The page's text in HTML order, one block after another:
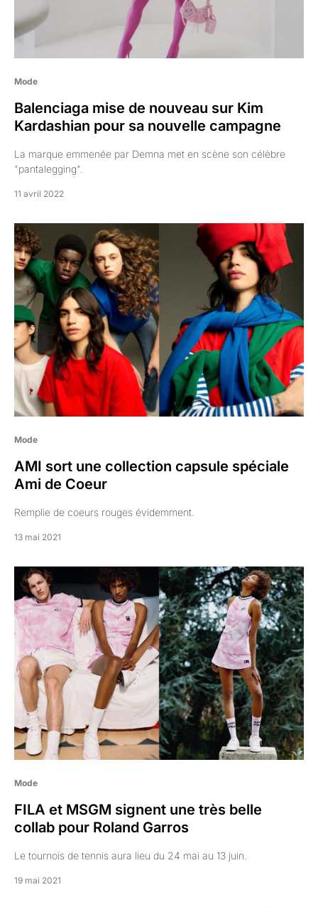
Mode
Balenciaga mise de nouveau sur Kim
Kardashian pour sa nouvelle campagne
La marque emmenée par Demna met en scène son célèbre
"pantalegging".
11 avril 2022
Mode
AMI sort une collection capsule spéciale
Ami de Coeur
Remplie de coeurs rouges évidemment.
13 mai 2021
Mode
FILA et MSGM signent une très belle
collab pour Roland Garros
Le tournois de tennis aura lieu du 24 mai au 13 juin.
19 mai 2021